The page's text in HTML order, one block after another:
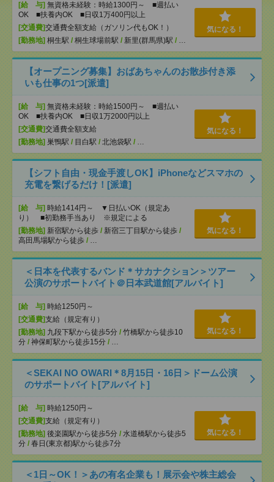
[給 与] 無資格未経験：時給1300円～ ■週払い
OK ■扶養内OK ■日収1万400円以上
[交通費]交通費全額支給（ガソリン代もOK！）
[勤務地] 桐生駅 / 桐生球場前駅 / 新里(群馬県)駅 / …
気になる！
【オープニング募集】おばあちゃんのお散歩付き添
いも仕事の1つ[派遣]
[給 与] 無資格未経験：時給1500円～ ■週払い
OK ■扶養内OK ■日収1万2000円以上
[交通費]交通費全額支給
[勤務地] 巣鴨駅 / 目白駅 / 北池袋駅 / …
気になる！
【シフト自由・現金手渡しOK】iPhoneなどスマホの
充電を繋げるだけ！[派遣]
[給 与] 時給1414円～ ▼日払いOK（規定あ
り） ■初勤務手当あり ※規定による
[勤務地] 新宿駅から徒歩 / 新宿三丁目駅から徒歩 /
高田馬場駅から徒歩 / …
気になる！
＜日本を代表するバンド＊サカナクション＞ツアー
公演のサポートバイト＠日本武道館[アルバイト]
[給 与] 時給1250円～
[交通費]支給（規定有り）
[勤務地] 九段下駅から徒歩5分 / 竹橋駅から徒歩10
分 / 神保町駅から徒歩15分 / …
気になる！
＜SEKAI NO OWARI＊8月15日・16日＞ドーム公演
のサポートバイト[アルバイト]
[給 与] 時給1250円～
[交通費]支給（規定有り）
[勤務地] 後楽園駅から徒歩5分 / 水道橋駅から徒歩5
分 / 春日(東京都)駅から徒歩7分
気になる！
＜1日～OK！＞あの有名企業も！展示会や株主総会